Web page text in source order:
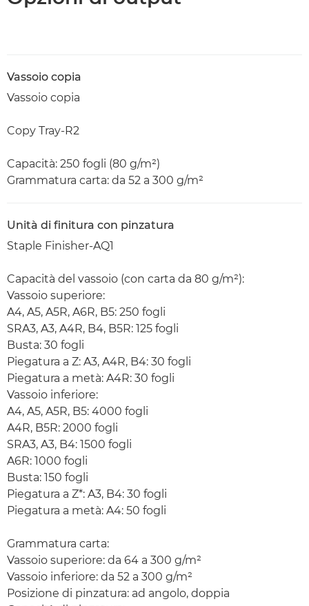
Vassoio copia
Vassoio copia
Copy Tray-R2
Capacità: 250 fogli (80 g/m²)
Grammatura carta: da 52 a 300 g/m²
Unità di finitura con pinzatura
Staple Finisher-AQ1
Capacità del vassoio (con carta da 80 g/m²):
Vassoio superiore:
A4, A5, A5R, A6R, B5: 250 fogli
SRA3, A3, A4R, B4, B5R: 125 fogli
Busta: 30 fogli
Piegatura a Z: A3, A4R, B4: 30 fogli
Piegatura a metà: A4R: 30 fogli
Vassoio inferiore:
A4, A5, A5R, B5: 4000 fogli
A4R, B5R: 2000 fogli
SRA3, A3, B4: 1500 fogli
A6R: 1000 fogli
Busta: 150 fogli
Piegatura a Z*: A3, B4: 30 fogli
Piegatura a metà: A4: 50 fogli
Grammatura carta:
Vassoio superiore: da 64 a 300 g/m²
Vassoio inferiore: da 52 a 300 g/m²
Posizione di pinzatura: ad angolo, doppia